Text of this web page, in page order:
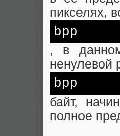
пикселях,
bpp
, в
ненулевой
bpp
байт,
полное